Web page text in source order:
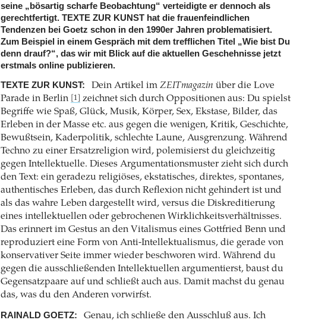
seine „bösartig scharfe Beobachtung“ verteidigte er dennoch als
gerechtfertigt. TEXTE ZUR KUNST hat die frauenfeindlichen
Tendenzen bei Goetz schon in den 1990er Jahren problematisiert.
Zum Beispiel in einem Gespräch mit dem trefflichen Titel „Wie bist Du
denn drauf?“, das wir mit Blick auf die aktuellen Geschehnisse jetzt
erstmals online publizieren.
TEXTE ZUR KUNST: Dein Artikel imZEITmagazin über die Love
Parade in Berlin
[1]
zeichnet sich durch Oppositionen aus: Du spielst
Begriffe wie Spaß, Glück, Musik, Körper, Sex, Ekstase, Bilder, das
Erleben in der Masse etc. aus gegen die wenigen, Kritik, Geschichte,
Bewußtsein, Kaderpolitik, schlechte Laune, Ausgrenzung. Während
Techno zu einer Ersatzreligion wird, polemisierst du gleichzeitig
gegen Intellektuelle. Dieses Argumentationsmuster zieht sich durch
den Text: ein geradezu religiöses, ekstatisches, direktes, spontanes,
authentisches Erleben, das durch Reflexion nicht gehindert ist und
als das wahre Leben dargestellt wird, versus die Diskreditierung
eines intellektuellen oder gebrochenen Wirklichkeitsverhältnisses.
Das erinnert im Gestus an den Vitalismus eines Gottfried Benn und
reproduziert eine Form von Anti-Intellektualismus, die gerade von
konservativer Seite immer wieder beschworen wird. Während du
gegen die ausschließenden Intellektuellen argumentierst, baust du
Gegensatzpaare auf und schließt auch aus. Damit machst du genau
das, was du den Anderen vorwirfst.
RAINALD GOETZ:
Genau, ich schließe den Ausschluß aus. Ich